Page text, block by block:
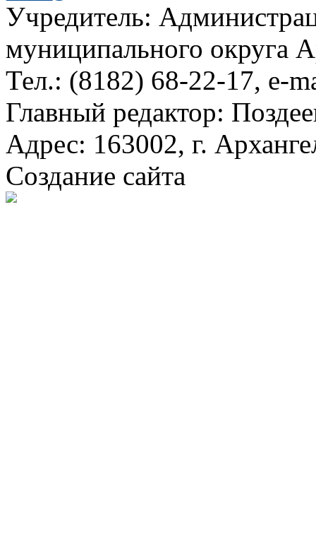
Учредитель:
муниципального округа
Тел.: (8182) 68-22-17, e-
Главный редактор:
Адрес: 163002, г.
Создание сайта